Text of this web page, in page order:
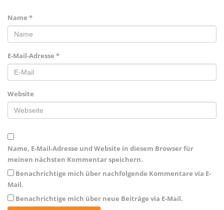
Name *
E-Mail-Adresse *
Website
Name, E-Mail-Adresse und Website in diesem Browser für
meinen nächsten Kommentar speichern.
Benachrichtige mich über nachfolgende Kommentare via E-
Mail.
Benachrichtige mich über neue Beiträge via E-Mail.